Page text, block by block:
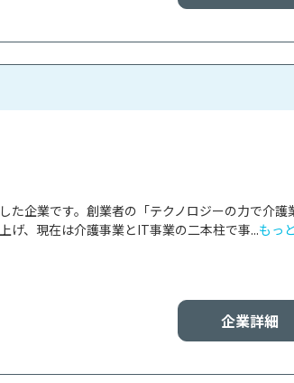
た企業です。創業者の「テクノロジーの力で介護
げ、現在は介護事業とIT事業の二本柱で事...もっ
企業詳細